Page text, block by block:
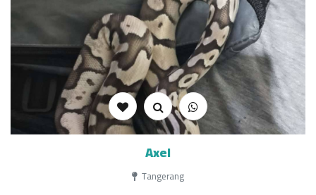
Axel
Tangerang